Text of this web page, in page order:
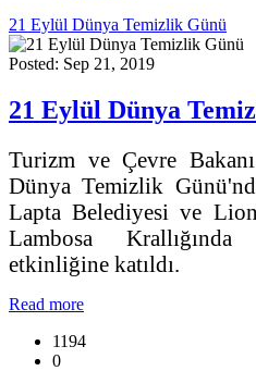
21 Eylül Dünya Temizlik Günü
Posted: Sep 21, 2019
21 Eylül Dünya
Turizm ve Çevre
Dünya Temizlik
Lapta Belediyesi ve
Lambosa
etkinliğine katıldı.
Read more
1194
0